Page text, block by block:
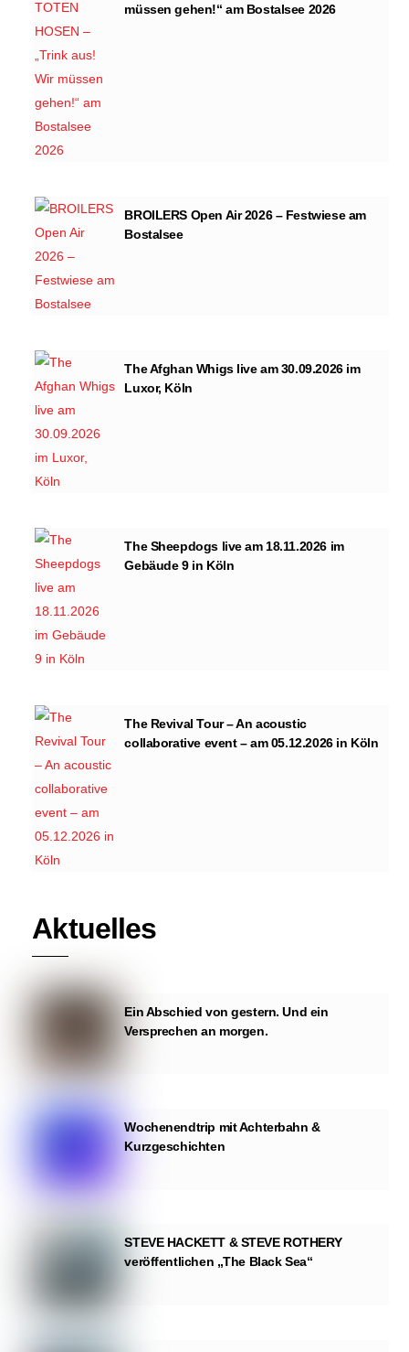
müssen gehen!“ am Bostalsee 2026
BROILERS Open Air 2026 – Festwiese am
Bostalsee
The Afghan Whigs live am 30.09.2026 im
Luxor, Köln
The Sheepdogs live am 18.11.2026 im
Gebäude 9 in Köln
The Revival Tour – An acoustic
collaborative event – am 05.12.2026 in Köln
Aktuelles
Ein Abschied von gestern. Und ein
Versprechen an morgen.
Wochenendtrip mit Achterbahn &
Kurzgeschichten
STEVE HACKETT & STEVE ROTHERY
veröffentlichen „The Black Sea“